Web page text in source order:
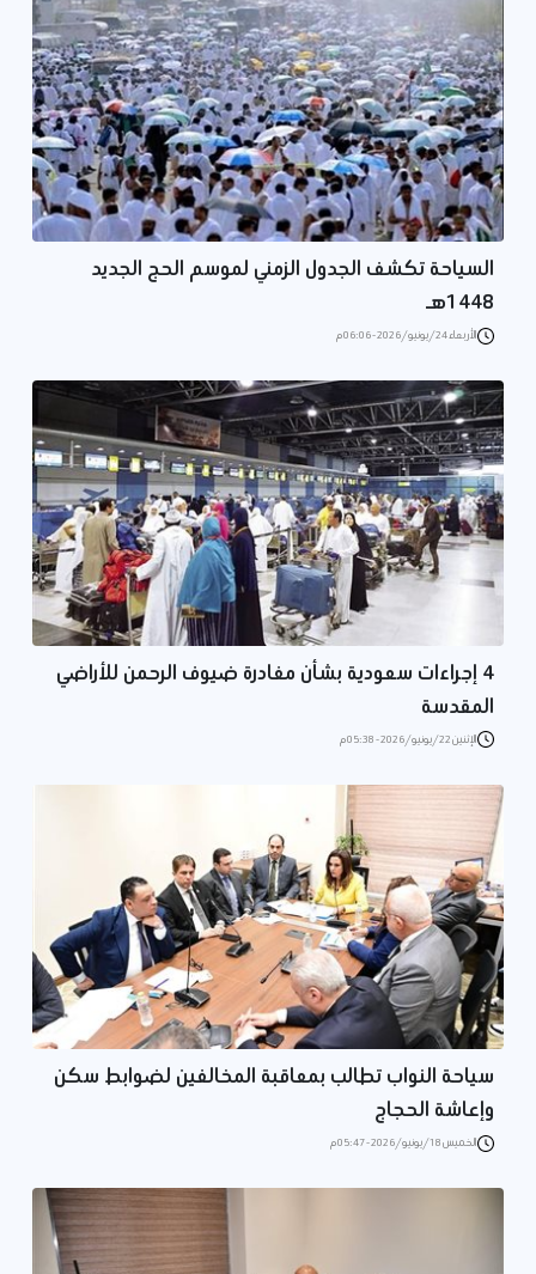
السياحة تكشف الجدول الزمني لموسم الحج الجديد
1448هـ
الأربعاء 24/يونيو/2026 - 06:06 م
4 إجراءات سعودية بشأن مغادرة ضيوف الرحمن للأراضي
المقدسة
الإثنين 22/يونيو/2026 - 05:38 م
سياحة النواب تطالب بمعاقبة المخالفين لضوابط سكن
وإعاشة الحجاج
الخميس 18/يونيو/2026 - 05:47 م